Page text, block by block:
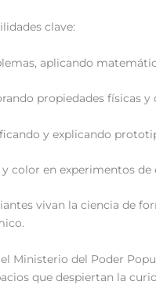
clave:
aplicando
propiedades físicas
y explicando
color en experimentos
vivan la ciencia de
Ministerio del Poder
que despiertan la